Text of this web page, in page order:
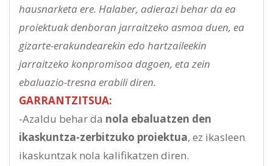
hausnarketa ere. Halaber, adierazi behar da ea
proiektuak denboran jarraitzeko asmoa duen, ea
gizarte-erakundearekin edo hartzaileekin
jarraitzeko konpromisoa dagoen, eta zein
ebaluazio-tresna erabili diren.
GARRANTZITSUA:
-Azaldu behar da nola ebaluatzen den
ikaskuntza-zerbitzuko proiektua, ez ikasleen
ikaskuntzak nola kalifikatzen diren.